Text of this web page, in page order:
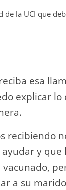
esa
explicar
recibiendo
y que
a su